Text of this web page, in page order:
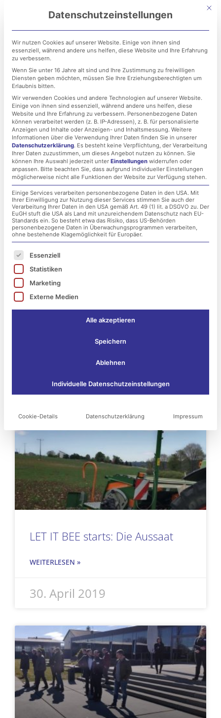
springen
LET IT BEE Frühjahr 2021
– Es wird weiter und
noch mehr gesummt!
27. Januar 2021
auch interessieren:
LET IT BEE starts: Die Aussaat
WEITERLESEN »
30. April 2019
Seite SeiteSeiteSeiteSeiteSeite
Mit
Datenschutzeinstellungen
Wir nutzen Cookies auf unserer Website. Einige von ihnen sind
essenziell, während andere uns helfen, diese Website und Ihre Erfahrung
zu verbessern.
Wenn Sie unter 16 Jahre alt sind und Ihre Zustimmung zu freiwilligen
Diensten geben möchten, müssen Sie Ihre Erziehungsberechtigten um
Erlaubnis bitten.
Wir verwenden Cookies und andere Technologien auf unserer Website.
Einige von ihnen sind essenziell, während andere uns helfen, diese
Website und Ihre Erfahrung zu verbessern. Personenbezogene Daten
können verarbeitet werden (z. B. IP-Adressen), z. B. für personalisierte
Anzeigen und Inhalte oder Anzeigen- und Inhaltsmessung. Weitere
Informationen über die Verwendung Ihrer Daten finden Sie in unserer
Datenschutzerklärung. Es besteht keine Verpflichtung, der Verarbeitung
Ihrer Daten zuzustimmen, um dieses Angebot nutzen zu können. Sie
können Ihre Auswahl jederzeit unter Einstellungen widerrufen oder
anpassen. Bitte beachten Sie, dass aufgrund individueller Einstellungen
möglicherweise nicht alle Funktionen der Website zur Verfügung stehen.
Einige Services verarbeiten personenbezogene Daten in den USA. Mit
Ihrer Einwilligung zur Nutzung dieser Services stimmen Sie auch der
Verarbeitung Ihrer Daten in den USA gemäß Art. 49 (1) lit. a DSGVO zu. Der
EuGH stuft die USA als Land mit unzureichendem Datenschutz nach EU-
Standards ein. So besteht etwa das Risiko, dass US-Behörden
personenbezogene Daten in Überwachungsprogrammen verarbeiten,
ohne bestehende Klagemöglichkeit für Europäer.
Es folgt eine Liste der Service-Gruppen, für die
Essenziell
Statistiken
Marketing
Externe Medien
Alle akzeptieren
Speichern
Ablehnen
Individuelle Datenschutzeinstellungen
Cookie-Details Datenschutzerklärung Impressum